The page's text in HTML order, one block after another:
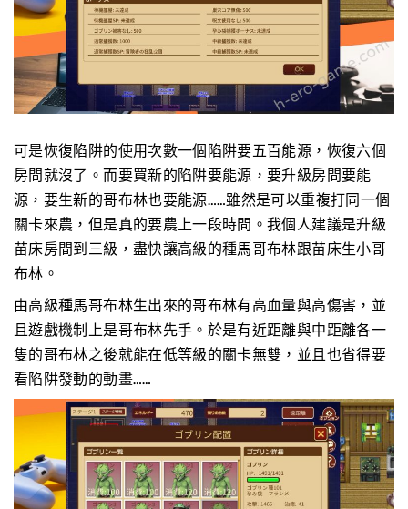
可是恢復陷阱的使用次數一個陷阱要五百能源，恢復六個
房間就沒了。而要買新的陷阱要能源，要升級房間要能
源，要生新的哥布林也要能源……雖然是可以重複打同一個
關卡來農，但是真的要農上一段時間。我個人建議是升級
苗床房間到三級，盡快讓高級的種馬哥布林跟苗床生小哥
布林。
由高級種馬哥布林生出來的哥布林有高血量與高傷害，並
且遊戲機制上是哥布林先手。於是有近距離與中距離各一
隻的哥布林之後就能在低等級的關卡無雙，並且也省得要
看陷阱發動的動畫……